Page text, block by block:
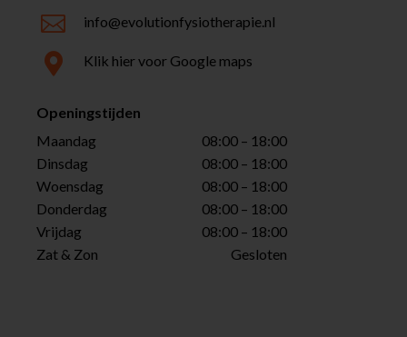
 info@evolutionfysiotherapie.nl
 Klik hier voor Google maps
Openingstijden
Maandag
08:00 – 18:00
Dinsdag
08:00 – 18:00
Woensdag
08:00 – 18:00
Donderdag
08:00 – 18:00
Vrijdag
08:00 – 18:00
Zat & Zon
Gesloten